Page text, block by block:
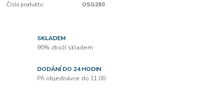
Číslo produktu: OSG280
SKLADEM
90% zboží skladem
DODÁNÍ DO 24 HODIN
Při objednávce do 11:00